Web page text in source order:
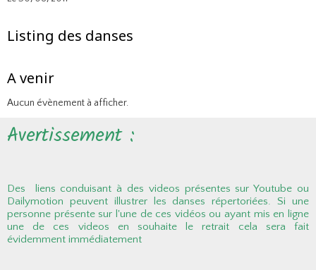
Listing des danses
A venir
Aucun évènement à afficher.
Avertissement :
Des liens conduisant à des videos présentes sur Youtube ou
Dailymotion peuvent illustrer les danses répertoriées. Si une
personne présente sur l'une de ces vidéos ou ayant mis en ligne
une de ces videos en souhaite le retrait cela sera fait
évidemment immédiatement